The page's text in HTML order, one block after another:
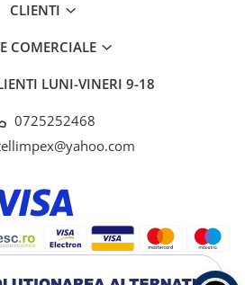
CLIENTI
COMERCIALE
LUNI-VINERI 9-18
0725252468